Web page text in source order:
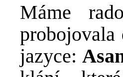
Máme
jazyce: